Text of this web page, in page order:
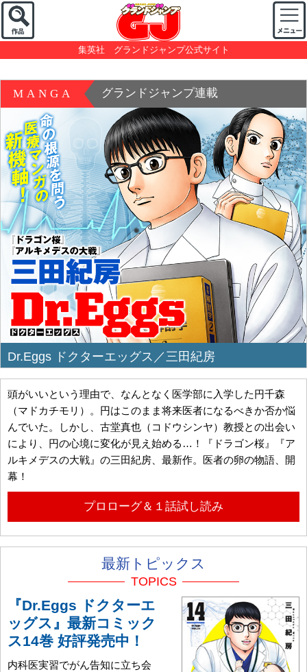
集英社 グランドジャンプ公式サイト
MANGA グランドジャンプ連載
Dr.Eggs ドクターエッグス／三田紀房
頭がいいという理由で、なんとなく医学部に入学した円千森
（マドカチモリ）。円はこのまま将来医者になるべきか否か悩
んでいた。しかし、古堂真也（コドウシンヤ）教授との出会い
により、円の心境に変化が見え始める…！『ドラゴン桜』『ア
ルキメデスの大戦』の三田紀房、最新作。医者の卵の物語、開
幕！
プロローグ＆１話試し読み
最新トピックス
TOPICS
『Dr.Eggs ドクターエ
ッグス』最新コミック
ス14巻 好評発売中！
内科医実習でがん告知に立ち会